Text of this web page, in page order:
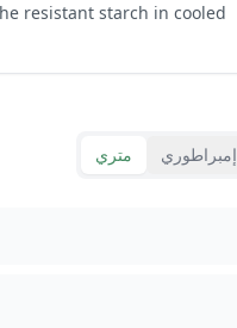
resistant starch in cooled
متري إمبراطوري